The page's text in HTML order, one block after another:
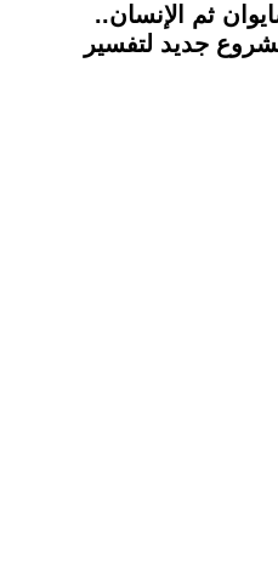
ثم الإنسان..
جديد لتفسير